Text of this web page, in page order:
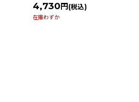
4,730 円 (税込)
在庫わずか